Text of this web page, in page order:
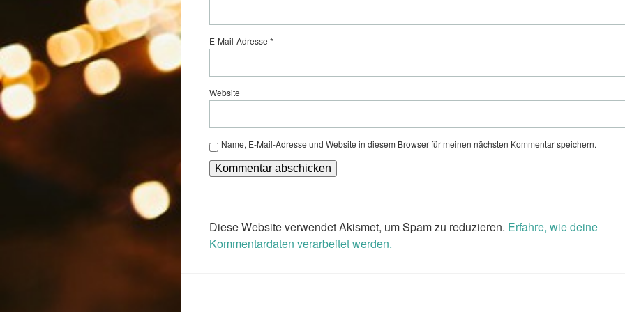
E-Mail-Adresse *
Website
Name, E-Mail-Adresse und Website in diesem Browser für meinen nächsten Kommentar speichern.
Diese Website verwendet Akismet, um Spam zu reduzieren. Erfahre, wie deine
Kommentardaten verarbeitet werden.